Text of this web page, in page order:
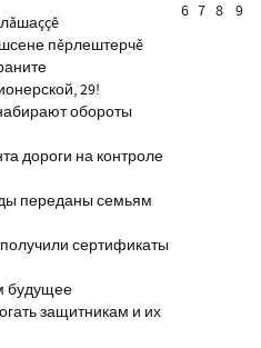
пĕрлештерчĕ
29!
обороты
дороги на контроле
переданы семьям
сертификаты
будущее
защитникам и их
6 7 8 9